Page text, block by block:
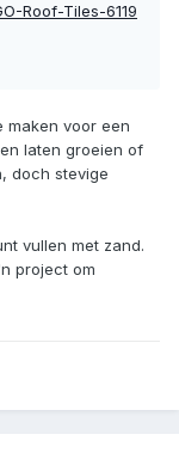
Roof-Tiles-6119
maken voor een
laten groeien of
doch stevige
vullen met zand.
project om